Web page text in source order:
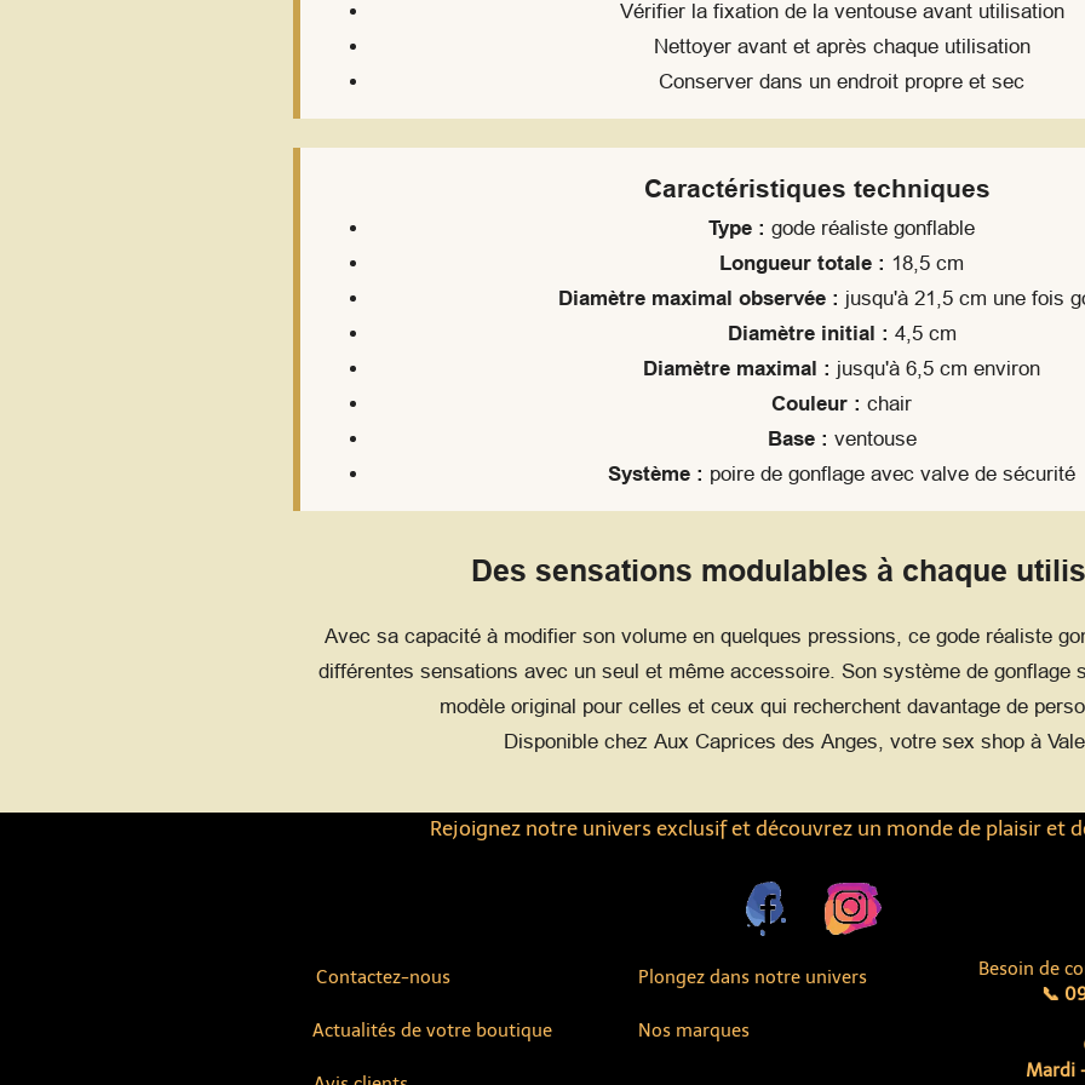
Contactez-nous
Actualités de votre boutique Nos marques
Rejoignez notre univers exclusif et découvrez un monde de plaisir et
Besoin de
📞
Mardi
Plongez dans notre univers
Vérifier la fixation de la ventouse avant utilisation
Nettoyer avant et après chaque utilisation
Conserver dans un endroit propre et sec
Caractéristiques techniques
Type : gode réaliste gonflable
Longueur totale : 18,5 cm
Diamètre maximal observée : jusqu'à 21,5 cm une fois
Diamètre initial : 4,5 cm
Diamètre maximal : jusqu'à 6,5 cm environ
Couleur : chair
Base : ventouse
Système : poire de gonflage avec valve de sécurité
Des sensations modulables à chaque
Avec sa capacité à modifier son volume en quelques pressions, ce gode réaliste
différentes sensations avec un seul et même accessoire. Son système de gonflage
modèle original pour celles et ceux qui recherchent davantage de
Disponible chez Aux Caprices des Anges, votre sex shop à